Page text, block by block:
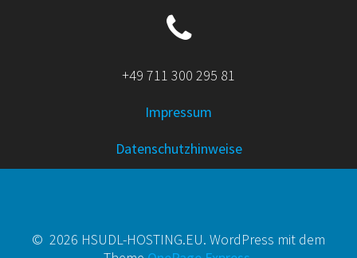
+49 711 300 295 81
Impressum
Datenschutzhinweise
© 2026 HSUDL-HOSTING.EU. WordPress mit dem